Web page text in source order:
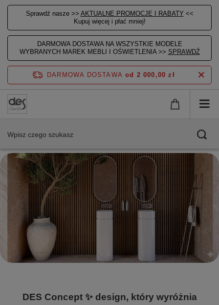
Sprawdź nasze >> AKTUALNE PROMOCJE I RABATY <<
Kupuj więcej i płać mniej!
DARMOWA DOSTAWA NA WSZYSTKIE MODELE
WYBRANYCH MAREK MEBLI I OŚWIETLENIA >> SPRAWDŹ
DARMOWA DOSTAWA od 2 000,00 zł
DES Concept ✨ design, który wyróżnia